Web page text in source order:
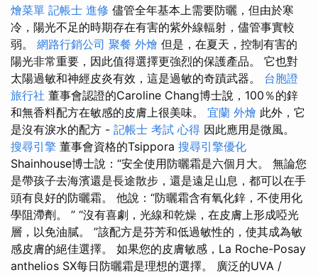
燴菜單 記帳士 進修 儘管全年基本上需要防曬，但由於寒
冷，陽光不足的時期存在有害的紫外線輻射，儘管事實較
弱。 網路行銷公司 聚餐 外燴 但是，在夏天，控制有害的
陽光非常重要，因此值得選擇更強烈的保護產品。 它也對
太陽過敏和神經皮炎有效，這是過敏的奇蹟武器。 台胞證
旅行社 董事會認證的Caroline Chang博士說，100％的鋅
和無香料配方在敏感的皮膚上很美味。 宜蘭 外燴 此外，它
是沒有淚水的配方 - 記帳士 考試 心得 因此應用是微風。
搜尋引擎 董事會資格的Tsippora 搜尋引擎優化
Shainhouse博士說：“安全使用防曬霜是六個月大。 無論您
是帶孩子去海濱還是長途散步，還是遠足山息，都可以在手
頭有良好的防曬霜。 他說：“防曬霜含有氧化鋅，不使用化
學阻滯劑。 ” “沒有喜劇，光線和乾燥，在皮膚上形成啞光
層，以免油膩。 ”該配方是芬芳和低過敏性的，使其成為敏
感皮膚的絕佳選擇。 如果您的皮膚敏感，La Roche-Posay
anthelios SX每日防曬霜是理想的選擇。 廣泛的UVA /